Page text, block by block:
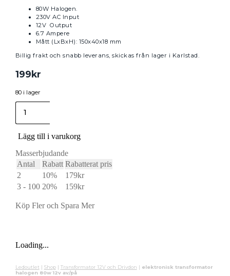
80W Halogen.
230V AC Input
12V Output
6.7 Ampere
Mått (LxBxH): 150x40x18 mm
Billig frakt och snabb leverans, skickas från lager i Karlstad.
199kr
80 i lager
elektronisk
transformator
halogen
80w
12v
av/på
mängd
Lägg till i varukorg
Masserbjudande
Antal
Rabatt Rabatterat pris
2
10% 179kr
3 - 100 20% 159kr
Köp Fler och Spara Mer
Loading...
Ledoutlet | Shop| Transformator 12V och Drivdon | elektronisk transformator
halogen 80w 12v av/på